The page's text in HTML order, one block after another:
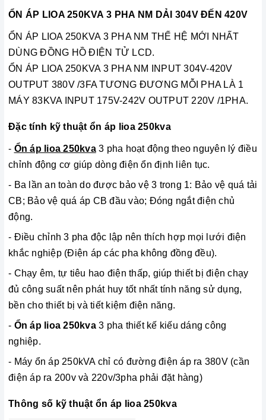
ỔN ÁP LIOA 250KVA 3 PHA NM DẢI 304V ĐẾN 420V
ỔN ÁP LIOA 250KVA 3 PHA NM THẾ HỆ MỚI NHẤT
DÙNG ĐỒNG HỒ ĐIỆN TỬ LCD.
ỔN ÁP LIOA 250KVA 3 PHA NM INPUT 304V-420V
OUTPUT 380V /3FA TƯƠNG ĐƯƠNG MỖI PHA LÀ 1
MÁY 83KVA INPUT 175V-242V OUTPUT 220V /1PHA.
Đặc tính kỹ thuật ổn áp lioa 250kva
- Ổn áp lioa 250kva3 pha hoạt động theo nguyên lý điều
chỉnh động cơ giúp dòng điện ổn định liên tục.
- Ba lần an toàn do được bảo vệ 3 trong 1: Bảo vệ quá tải
CB; Bảo vệ quá áp CB đầu vào; Đóng ngắt điện chủ
động.
- Điều chỉnh 3 pha độc lập nên thích hợp mọi lưới điện
khắc nghiệp (Điện áp các pha không đồng đều).
- Chạy êm, tự tiêu hao điện thấp, giúp thiết bị điện chạy
đủ công suất nên phát huy tốt nhất tính năng sử dụng,
bền cho thiết bị và tiết kiệm điện năng.
- Ổn áp lioa 250kva3 pha thiết kế kiếu dáng công
nghiệp.
- Máy ổn áp 250kVA chỉ có đường điện áp ra 380V (cần
điện áp ra 200v và 220v/3pha phải đặt hàng)
Thông số kỹ thuật ổn áp lioa 250kva